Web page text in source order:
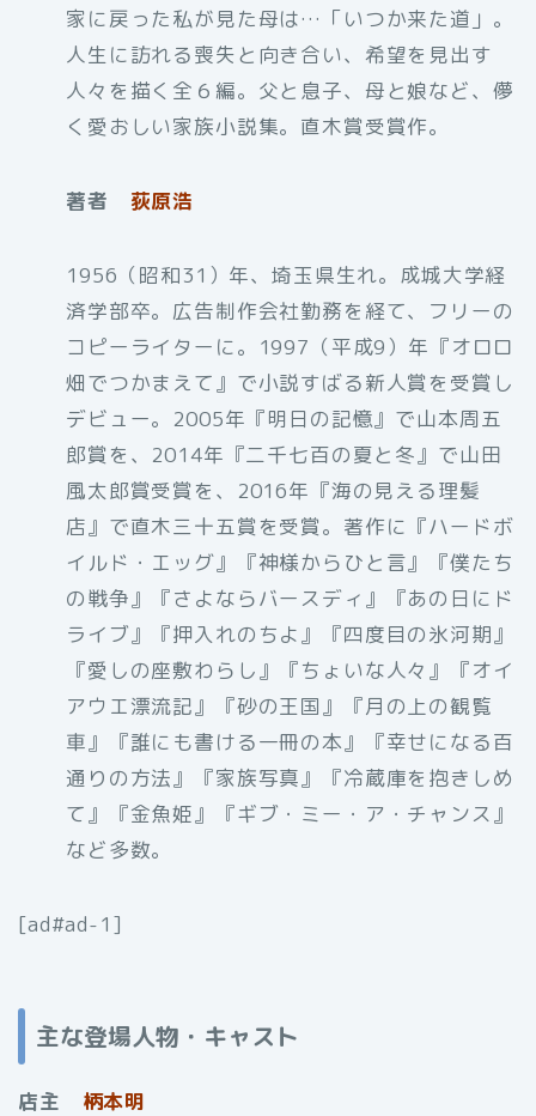
家に戻った私が見た母は…「いつか来た道」。
人生に訪れる喪失と向き合い、希望を見出す
人々を描く全６編。父と息子、母と娘など、儚
く愛おしい家族小説集。直木賞受賞作。
著者 荻原浩
1956（昭和31）年、埼玉県生れ。成城大学経
済学部卒。広告制作会社勤務を経て、フリーの
コピーライターに。1997（平成9）年『オロロ
畑でつかまえて』で小説すばる新人賞を受賞し
デビュー。2005年『明日の記憶』で山本周五
郎賞を、2014年『二千七百の夏と冬』で山田
風太郎賞受賞を、2016年『海の見える理髪
店』で直木三十五賞を受賞。著作に『ハードボ
イルド・エッグ』『神様からひと言』『僕たち
の戦争』『さよならバースディ』『あの日にド
ライブ』『押入れのちよ』『四度目の氷河期』
『愛しの座敷わらし』『ちょいな人々』『オイ
アウエ漂流記』『砂の王国』『月の上の観覧
車』『誰にも書ける一冊の本』『幸せになる百
通りの方法』『家族写真』『冷蔵庫を抱きしめ
て』『金魚姫』『ギブ・ミー・ア・チャンス』
など多数。
[ad#ad-1]
主な登場人物・キャスト
店主 柄本明